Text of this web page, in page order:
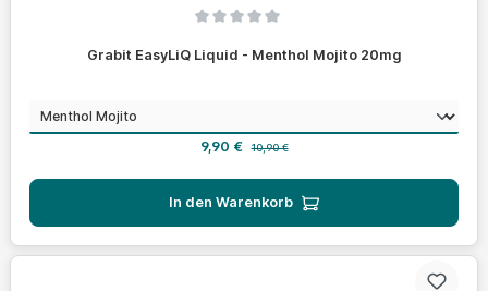
Grabit EasyLiQ Liquid - Menthol Mojito 20mg
Geschmackauswählen
Verkaufspreis:
9,90 € Regulärer Preis:
10,90 €
In den Warenkorb